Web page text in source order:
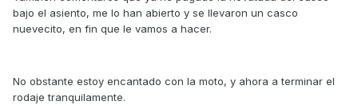
bajo el asiento, me lo han abierto y se llevaron un casco
nuevecito, en fin que le vamos a hacer.
No obstante estoy encantado con la moto, y ahora a terminar el
rodaje tranquilamente.